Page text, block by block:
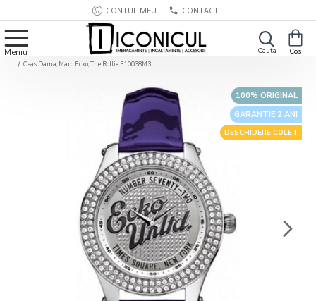
CONTUL MEU CONTACT
Ceas Dama, Marc Ecko, The Rollie E10038M3
GARANTIE 2 ANI
100% ORIGINAL
DESCHIDERE COLET